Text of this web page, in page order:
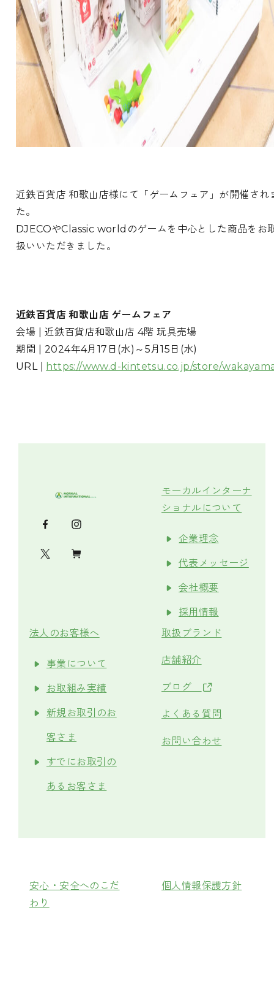
近鉄百貨店 和歌山店様にて「ゲームフェア」が開催され
た。
DJECOやClassic worldのゲームを中心とした商品をお
扱いいただきました。
近鉄百貨店 和歌山店 ゲームフェア
会場 | 近鉄百貨店和歌山店 4階 玩具売場
期間 | 2024年4月17日(水)～5月15日(水)
URL |
https://www.d-kintetsu.co.jp/store/
モーカルインターナ
ショナルについて
企業理念
代表メッセージ
会社概要
採用情報
法人のお客様へ
事業について
お取組み実績
新規お取引のお
客さま
すでにお取引の
あるお客さま
取扱ブランド
店舗紹介
ブログ
よくある質問
お問い合わせ
安心・安全へのこだ
わり
個人情報保護方針